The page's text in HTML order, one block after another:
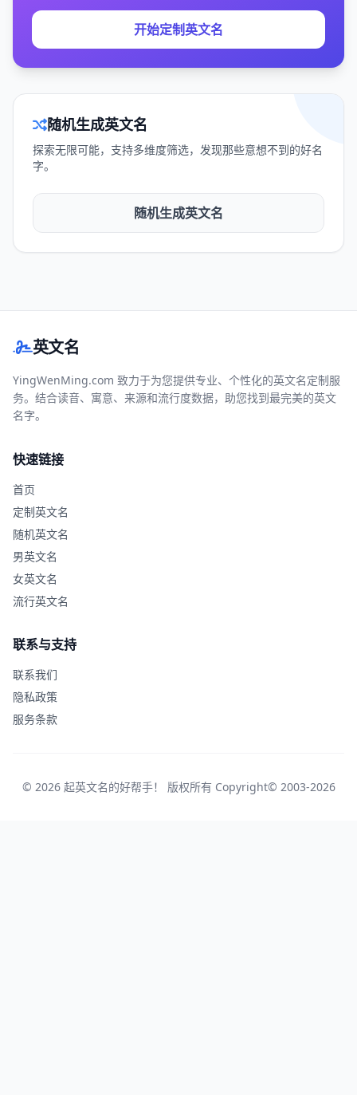
开始定制英文名
随机生成英文名
探索无限可能，支持多维度筛选，发现那些意想不到的好名
字。
随机生成英文名
英文名
YingWenMing.com 致力于为您提供专业、个性化的英文名定制服
务。结合读音、寓意、来源和流行度数据，助您找到最完美的英文
名字。
快速链接
首页
定制英文名
随机英文名
男英文名
女英文名
流行英文名
联系与支持
联系我们
隐私政策
服务条款
© 2026 起英文名的好帮手！ 版权所有 Copyright© 2003-2026